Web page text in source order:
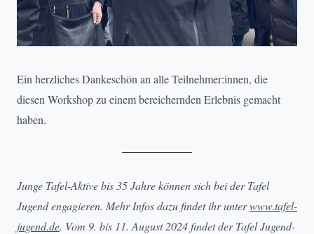
Ein herzliches Dankeschön an alle Teilnehmer:innen, die
diesen Workshop zu einem bereichernden Erlebnis gemacht
haben.
Junge Tafel-Aktive bis 35 Jahre können sich bei der Tafel
Jugend engagieren. Mehr Infos dazu findet ihr unterwww.tafel-
jugend.de. Vom 9. bis 11. August 2024 findet der Tafel Jugend-